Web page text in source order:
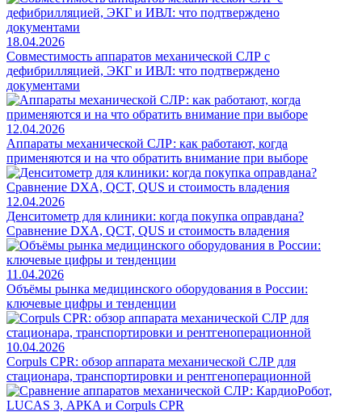
18.04.2026
Совместимость аппаратов механической СЛР с
дефибрилляцией, ЭКГ и ИВЛ: что подтверждено
документами
12.04.2026
Аппараты механической СЛР: как работают, когда
применяются и на что обратить внимание при выборе
12.04.2026
Денситометр для клиники: когда покупка оправдана?
Сравнение DXA, QCT, QUS и стоимость владения
11.04.2026
Объёмы рынка медицинского оборудования в России:
ключевые цифры и тенденции
10.04.2026
Corpuls CPR: обзор аппарата механической СЛР для
стационара, транспортировки и рентгеноперационной